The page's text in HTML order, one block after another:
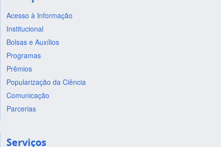
Acesso à Informação
Institucional
Bolsas e Auxílios
Programas
Prêmios
Popularização da Ciência
Comunicação
Parcerias
Serviços